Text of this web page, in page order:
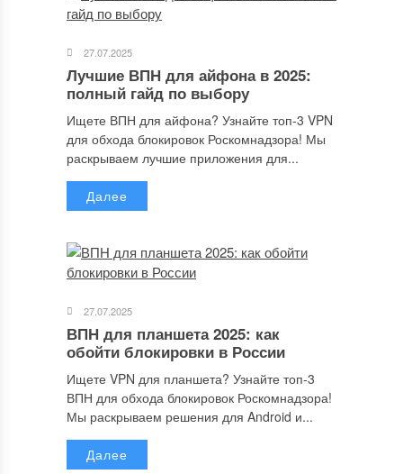
последующих моих комментариев.
Отправляя сообщение, Вы разрешаете сбор и обработку
персональных данных.Политика конфиденциальности
27.07.2025
Лучшие ВПН для айфона в 2025:
полный гайд по выбору
Ищете ВПН для айфона? Узнайте топ-3 VPN
для обхода блокировок Роскомнадзора! Мы
раскрываем лучшие приложения для...
Далее
27.07.2025
ВПН для планшета 2025: как
обойти блокировки в России
Ищете VPN для планшета? Узнайте топ-3
ВПН для обхода блокировок Роскомнадзора!
Мы раскрываем решения для Android и...
Далее